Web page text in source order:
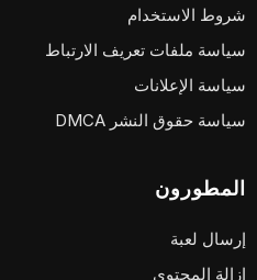
شروط الاستخدام
سياسة ملفات تعريف الارتباط
سياسة الإعلانات
سياسة حقوق النشر DMCA
المطورون
إرسال لعبة
إزالة المحتوى